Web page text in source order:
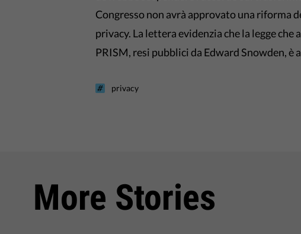
Congresso non avrà approvato una riforma
privacy. La lettera evidenzia che la legge
PRISM, resi pubblici da Edward Snowden, è
privacy
More Stories